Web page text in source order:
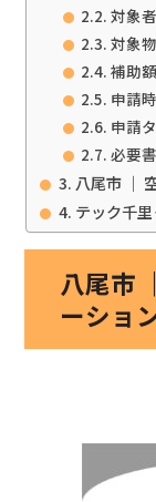
対象者
対象
補助額
申請
申請
必要
八尾市 ｜
テック千
八尾市
ーショ